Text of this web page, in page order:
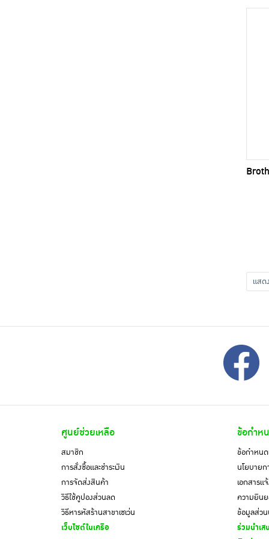
แสดง
ศูนย์ช่วยเหลือ
สมาชิก
การสั่งซื้อและชำระเงิน
การจัดส่งสินค้า
วิธีใช้คูปองส่วนลด
วิธีหารหัสร้านสาขาเซเว่น
เว็บไซต์ในเครือ
ข้อกำห
ข้อกำหนด
นโยบายก
เอกสาร
ความยินย
ข้อมูลส่ว
ร่วมนำเส